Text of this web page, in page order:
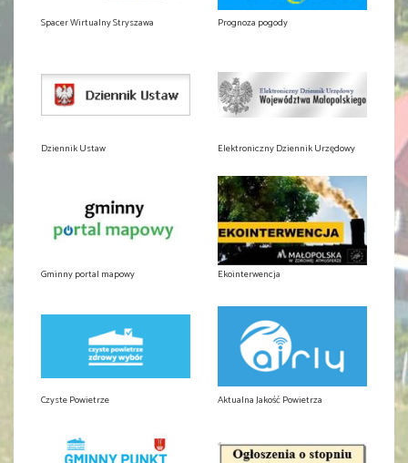
Spacer Wirtualny Stryszawa Prognoza pogody
Dziennik Ustaw Elektroniczny Dziennik Urzędowy
Gminny portal mapowy Ekointerwencja
Czyste Powietrze Aktualna Jakość Powietrza